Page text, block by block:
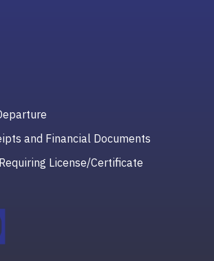
and Financial Documents
License/Certificate